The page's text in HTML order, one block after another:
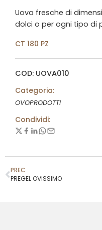
Uova fresche di
dolci o per ogni tipo di
CT 180 PZ
COD: UOVA010
Categoria:
OVOPRODOTTI
Condividi:
PREC
PREGEL OVISSIMO